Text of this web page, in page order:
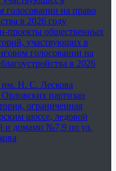
голосовании на право
в 2026 году
проекты общественных
участвующих в
голосовании на
в 2026
им. Н. С. Лескова
партизан
ограниченная
шоссе, ледовой
и домами №7,9 по ул.